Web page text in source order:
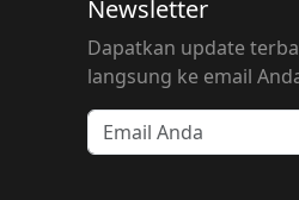
Newsletter
Dapatkan update
langsung ke email